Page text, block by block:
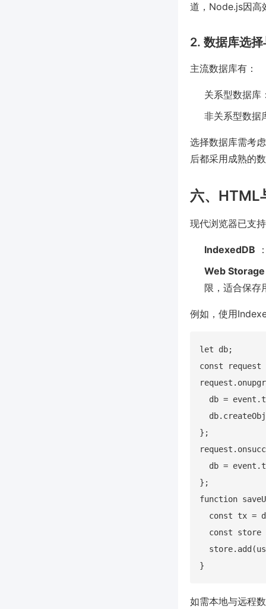
道，Node.js因高
2. 数据库选
主流数据库有：
关系型数据库
非关系型数据
选择数据库需考
后都采用成熟的
六、HTML
现代浏览器已支
IndexedDB
Web Storage
限，适合保存
例如，使用
let db;
const request
db =
};
db =
};
function
const tx =
const store
如需本地与远程